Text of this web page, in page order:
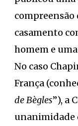
compreensão
casamento
homem e
No caso
França
de Bègles”), a
unanimidade